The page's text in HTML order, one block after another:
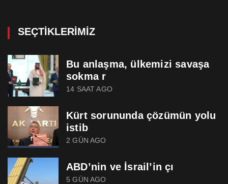
SEÇTIKLERIMIZ
Bu anlaşma, ülkemizi savaşa
sokma r
14 SAAT AGO
Kürt sorununda çözümün yolu
istib
2 GÜN AGO
ABD’nin ve İsrail’in çı
5 GÜN AGO